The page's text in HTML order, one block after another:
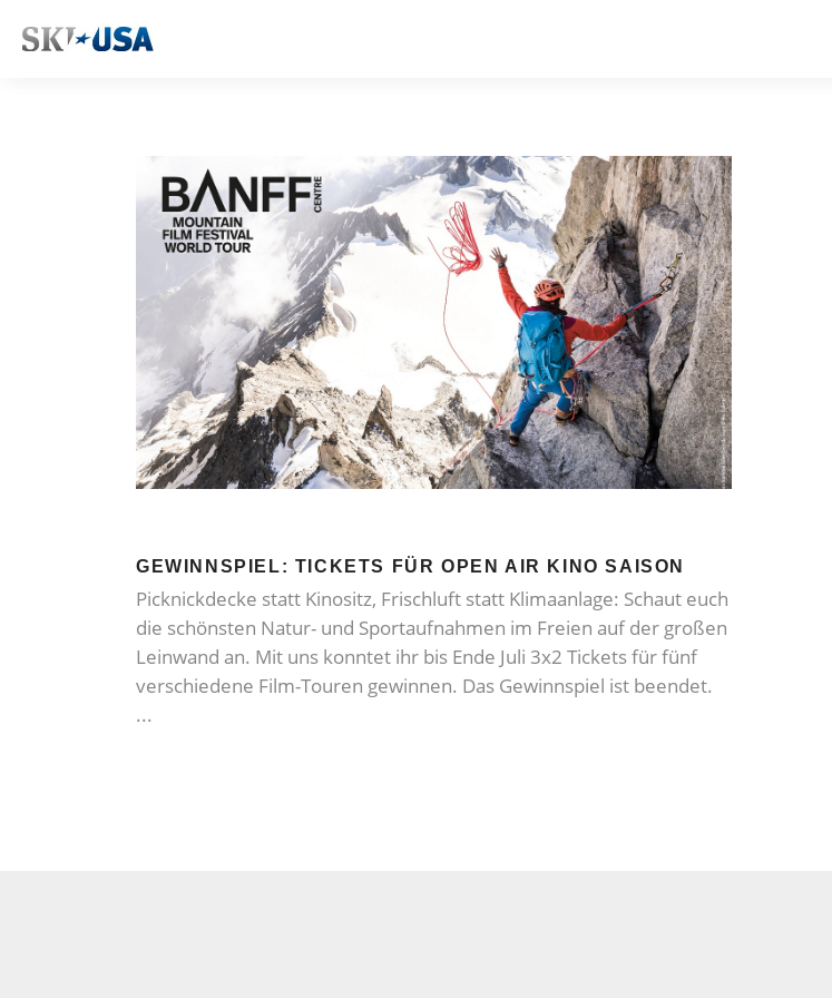
GEWINNSPIEL: TICKETS FÜR OPEN AIR KINO SAISON
Picknickdecke statt Kinositz, Frischluft statt Klimaanlage: Schaut euch
die schönsten Natur- und Sportaufnahmen im Freien auf der großen
Leinwand an. Mit uns konntet ihr bis Ende Juli 3x2 Tickets für fünf
verschiedene Film-Touren gewinnen. Das Gewinnspiel ist beendet.